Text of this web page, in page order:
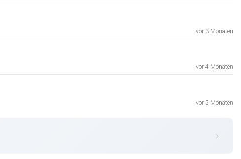
vor 3 Monaten
vor 4 Monaten
vor 5 Monaten